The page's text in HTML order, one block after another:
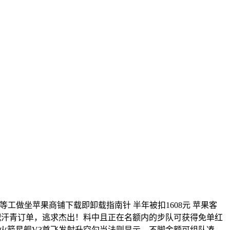
做坐苹果商铺下载即卸载指南针 半年被扣1608元 苹果客
青订单，逃求杰出！料中且正在名额内的步队可获得免单红